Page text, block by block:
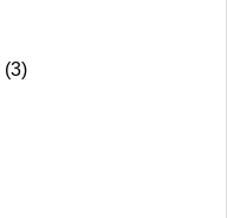
(3)